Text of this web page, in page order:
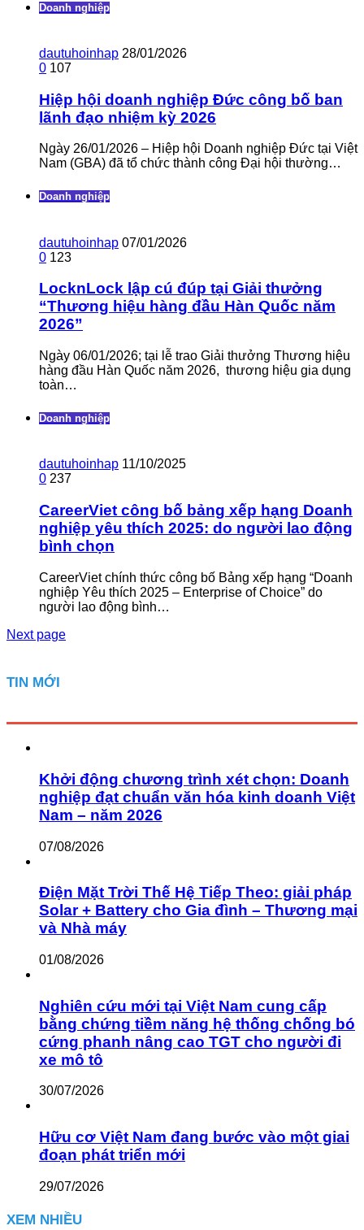
Doanh nghiệp
dautuhoinhap 28/01/2026
0 107
Hiệp hội doanh nghiệp Đức công bố ban
lãnh đạo nhiệm kỳ 2026
Ngày 26/01/2026 – Hiệp hội Doanh nghiệp Đức tại Việt
Nam (GBA) đã tổ chức thành công Đại hội thường…
Doanh nghiệp
dautuhoinhap 07/01/2026
0 123
LocknLock lập cú đúp tại Giải thưởng
“Thương hiệu hàng đầu Hàn Quốc năm
2026”
Ngày 06/01/2026; tại lễ trao Giải thưởng Thương hiệu
hàng đầu Hàn Quốc năm 2026, thương hiệu gia dụng
toàn…
Doanh nghiệp
dautuhoinhap 11/10/2025
0 237
CareerViet công bố bảng xếp hạng Doanh
nghiệp yêu thích 2025: do người lao động
bình chọn
CareerViet chính thức công bố Bảng xếp hạng “Doanh
nghiệp Yêu thích 2025 – Enterprise of Choice” do
người lao động bình…
Next page
TIN MỚI
Khởi động chương trình xét chọn: Doanh
nghiệp đạt chuẩn văn hóa kinh doanh Việt
Nam – năm 2026
07/08/2026
Điện Mặt Trời Thế Hệ Tiếp Theo: giải pháp
Solar + Battery cho Gia đình – Thương mại
và Nhà máy
01/08/2026
Nghiên cứu mới tại Việt Nam cung cấp
bằng chứng tiềm năng hệ thống chống bó
cứng phanh nâng cao TGT cho người đi
xe mô tô
30/07/2026
Hữu cơ Việt Nam đang bước vào một giai
đoạn phát triển mới
29/07/2026
XEM NHIỀU